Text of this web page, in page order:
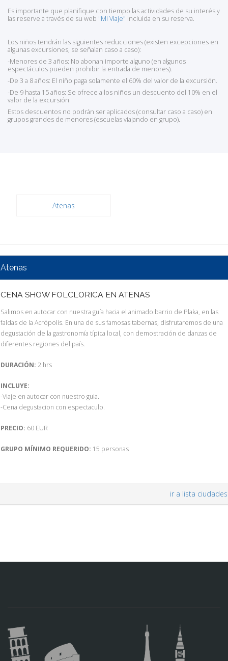
Es importante que planifique con tiempo las actividades de su interés y
las reserve a través de su web "Mi Viaje" incluida en su reserva.
Los niños tendrán las siguientes reducciones (existen excepciones en
algunas excursiones, se señalan caso a caso):
-Menores de 3 años: No abonan importe alguno (en algunos
espectáculos pueden prohibir la entrada de menores).
-De 3 a 8 años: El niño paga solamente el 60% del valor de la excursión.
-De 9 hasta 15 años: Se ofrece a los niños un descuento del 10% en el
valor de la excursión.
Estos descuentos no podrán ser aplicados (consultar caso a caso) en
grupos grandes de menores (escuelas viajando en grupo).
Atenas
Atenas
CENA SHOW FOLCLORICA EN ATENAS
Salimos en autocar con nuestra guía hacia el animado barrio de Plaka, en las
faldas de la Acrópolis. En una de sus famosas tabernas, disfrutaremos de una
degustación de la gastronomía típica local, con demostración de danzas de
diferentes regiones del país.
DURACIÓN: 2 hrs
INCLUYE:
-Viaje en autocar con nuestro guia.
-Cena degustacion con espectaculo.
PRECIO: 60 EUR
GRUPO MÍNIMO REQUERIDO: 15 personas
ir a lista ciudades